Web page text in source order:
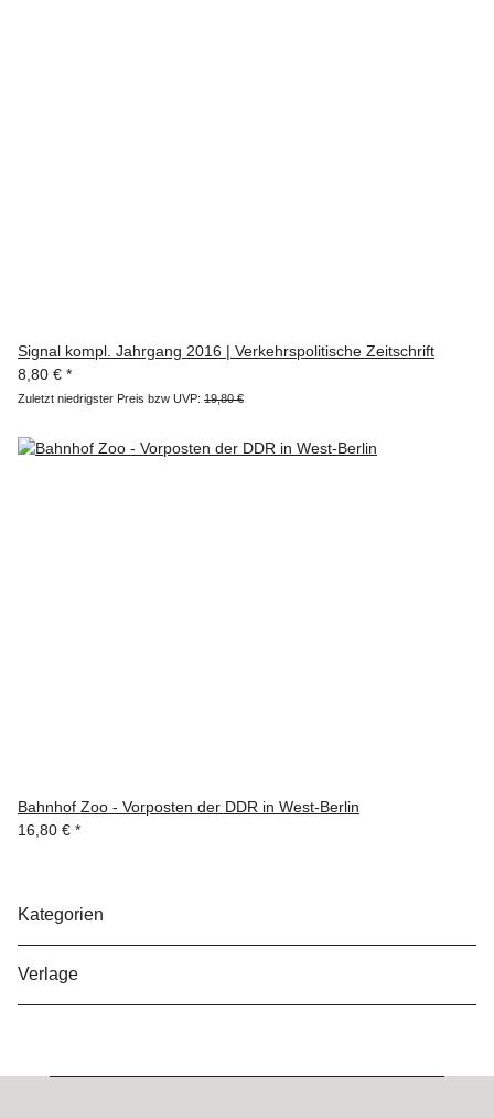
Signal kompl. Jahrgang 2016 | Verkehrspolitische Zeitschrift
8,80 € *
Zuletzt niedrigster Preis bzw UVP: 19,80 €
Bahnhof Zoo - Vorposten der DDR in West-Berlin
16,80 € *
Kategorien
Verlage